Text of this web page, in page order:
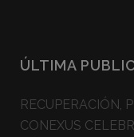
ÚLTIMA
RECUPERACIÓN,
CONEXUS